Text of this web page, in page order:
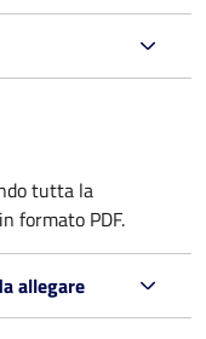
tutta la
formato PDF.
allegare